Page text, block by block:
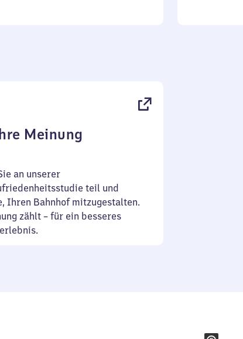
Meinung
an unserer
teil und
Ihren Bahnhof mitzugestalten.
zählt – für ein besseres